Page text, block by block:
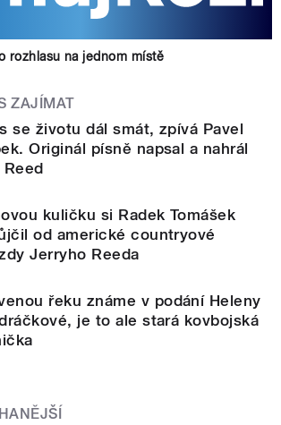
rozhlasu na jednom místě
ZAJÍMAT
se životu dál smát, zpívá Pavel
Originál písně napsal a nahrál
Reed
kuličku si Radek Tomášek
od americké countryové
Jerryho Reeda
řeku známe v podání Heleny
je to ale stará kovbojská